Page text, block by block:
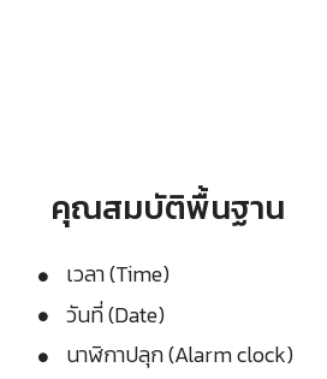
คุณสมบัติพื้นฐาน
เวลา (Time)
วันที่ (Date)
นาฬิกาปลุก (Alarm clock)